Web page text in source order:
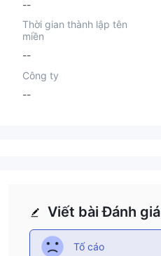
--
Thời gian thành lập tên
miền
--
Công ty
--
Viết bài Đánh giá
Tố cáo